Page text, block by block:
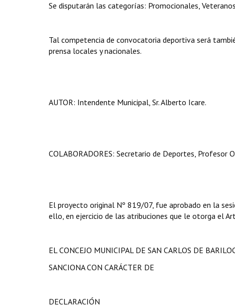
Se disputarán las categorías: Promocionales,
Tal competencia de convocatoria deportiva será
prensa locales y nacionales.
AUTOR: Intendente Municipal, Sr. Alberto Icare.
COLABORADORES: Secretario de Deportes, Profesor
El proyecto original Nº 819/07, fue aprobado en la
ello, en ejercicio de las atribuciones que le otorga el
EL CONCEJO MUNICIPAL DE SAN CARLOS DE
SANCIONA CON CARÁCTER DE
DECLARACIÓN